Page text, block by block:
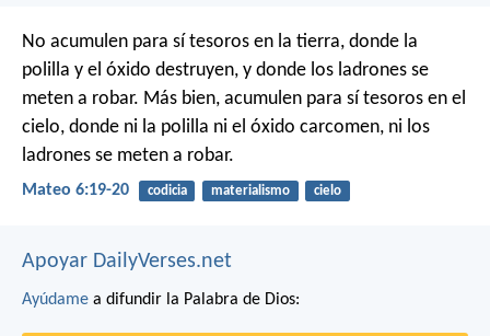
No acumulen para sí tesoros en la tierra, donde la
polilla y el óxido destruyen, y donde los ladrones se
meten a robar. Más bien, acumulen para sí tesoros en el
cielo, donde ni la polilla ni el óxido carcomen, ni los
ladrones se meten a robar.
Mateo 6:19-20 codicia materialismo cielo
Apoyar DailyVerses.net
Ayúdame a difundir la Palabra de Dios: